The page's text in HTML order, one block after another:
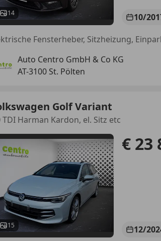
14 10/
Auto Centro GmbH & Co KG
AT-3100 St. Pölten
Golf Variant
TDI Harman Kardon, el. Sitz etc
15
€ 23
12/